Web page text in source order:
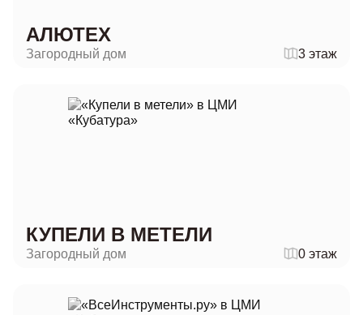
АЛЮТЕХ
Загородный дом 3 этаж
КУПЕЛИ В МЕТЕЛИ
Загородный дом 0 этаж